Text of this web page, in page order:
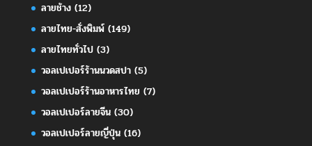
ลายช้าง(12)
ลายไทย-สั่งพิมพ์(149)
ลายไทยทั่วไป(3)
วอลเปเปอร์ร้านนวดสปา(5)
วอลเปเปอร์ร้านอาหารไทย (7)
วอลเปเปอร์ลายจีน(30)
วอลเปเปอร์ลายญี่ปุ่น(16)